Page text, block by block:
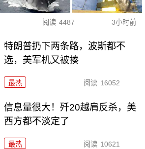
阅读 4487 3小时前
特朗普扔下两条路，波斯都不
选，美军机又被揍
最热 阅读 16052
信息量很大！歼20越肩反杀，美
西方都不淡定了
最热 阅读 10621